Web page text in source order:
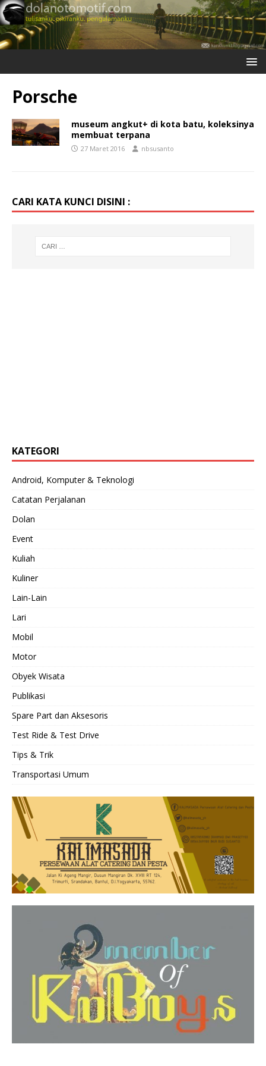
Porsche
museum angkut+ di kota batu, koleksinya
membuat terpana
27 Maret 2016 nbsusanto
CARI KATA KUNCI DISINI :
KATEGORI
Android, Komputer & Teknologi
Catatan Perjalanan
Dolan
Event
Kuliah
Kuliner
Lain-Lain
Lari
Mobil
Motor
Obyek Wisata
Publikasi
Spare Part dan Aksesoris
Test Ride & Test Drive
Tips & Trik
Transportasi Umum